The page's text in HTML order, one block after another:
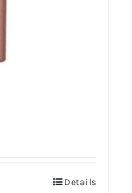
Details